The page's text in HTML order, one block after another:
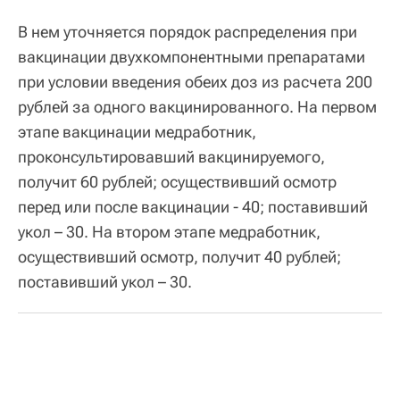
В нем уточняется порядок распределения при
вакцинации двухкомпонентными препаратами
при условии введения обеих доз из расчета 200
рублей за одного вакцинированного. На первом
этапе вакцинации медработник,
проконсультировавший вакцинируемого,
получит 60 рублей; осуществивший осмотр
перед или после вакцинации - 40; поставивший
укол – 30. На втором этапе медработник,
осуществивший осмотр, получит 40 рублей;
поставивший укол – 30.